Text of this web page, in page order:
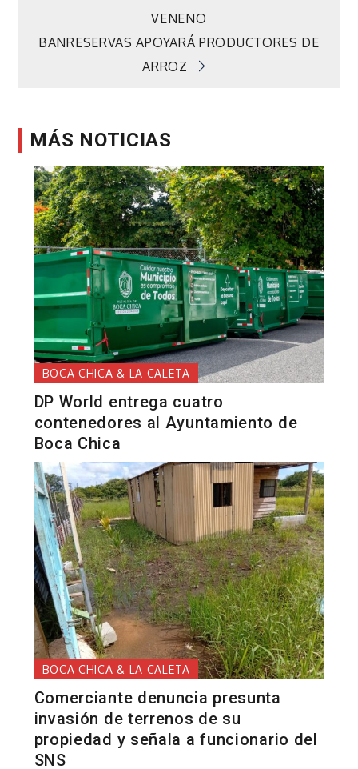
de
VENENO
BANRESERVAS APOYARÁ PRODUCTORES DE
ARROZ
MÁS NOTICIAS
BOCA CHICA & LA CALETA
DP World entrega cuatro
contenedores al Ayuntamiento de
Boca Chica
BOCA CHICA & LA CALETA
Comerciante denuncia presunta
invasión de terrenos de su
propiedad y señala a funcionario del
SNS